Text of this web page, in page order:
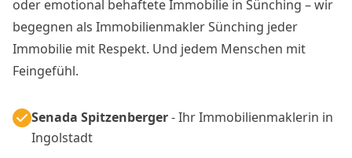
oder emotional behaftete Immobilie in Sünching – wir
begegnen als Immobilienmakler Sünching jeder
Immobilie mit Respekt. Und jedem Menschen mit
Feingefühl.
Senada Spitzenberger- Ihr Immobilienmaklerin in
Ingolstadt